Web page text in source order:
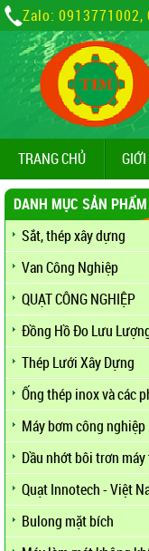
Zalo: 0913771002,
TRANG CHỦ
DANH MỤC SẢN PHẨM
Sắt, thép xây dựng
Van Công Nghiệp
QUẠT CÔNG NGHIỆP
Đồng Hồ Đo Lưu
Thép Lưới Xây Dựng
Ống thép inox và các
Máy bơm công nghiệp
Dầu nhớt bôi trơn
Quạt Innotech - Việt
Bulong mặt bích